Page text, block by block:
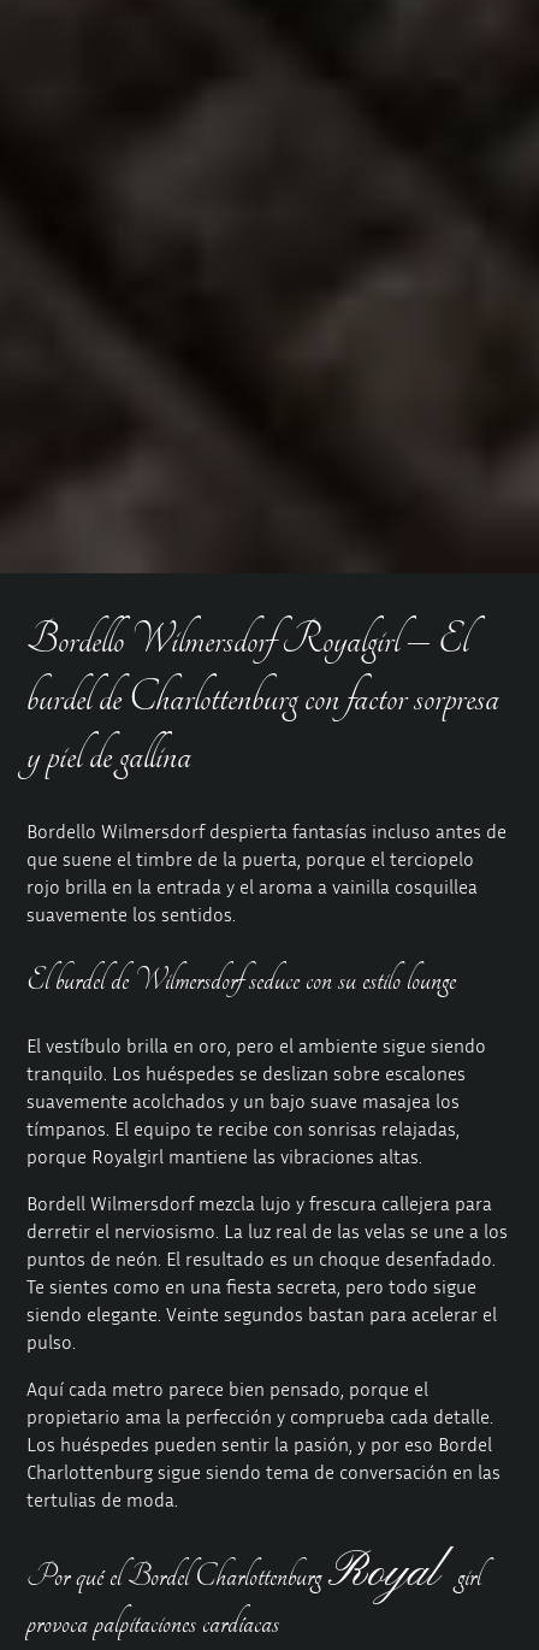
Bordello Wilmersdorf Royalgirl – El
burdel de Charlottenburg con factor sorpresa
y piel de gallina
Bordello Wilmersdorf despierta fantasías incluso antes de
que suene el timbre de la puerta, porque el terciopelo
rojo brilla en la entrada y el aroma a vainilla cosquillea
suavemente los sentidos.
El burdel de Wilmersdorf seduce con su estilo lounge
El vestíbulo brilla en oro, pero el ambiente sigue siendo
tranquilo. Los huéspedes se deslizan sobre escalones
suavemente acolchados y un bajo suave masajea los
tímpanos. El equipo te recibe con sonrisas relajadas,
porque Royalgirl mantiene las vibraciones altas.
Bordell Wilmersdorf mezcla lujo y frescura callejera para
derretir el nerviosismo. La luz real de las velas se une a los
puntos de neón. El resultado es un choque desenfadado.
Te sientes como en una fiesta secreta, pero todo sigue
siendo elegante. Veinte segundos bastan para acelerar el
pulso.
Aquí cada metro parece bien pensado, porque el
propietario ama la perfección y comprueba cada detalle.
Los huéspedes pueden sentir la pasión, y por eso Bordel
Charlottenburg sigue siendo tema de conversación en las
tertulias de moda.
Por qué el Bordel CharlottenburgRoyal girl
provoca palpitaciones cardíacas